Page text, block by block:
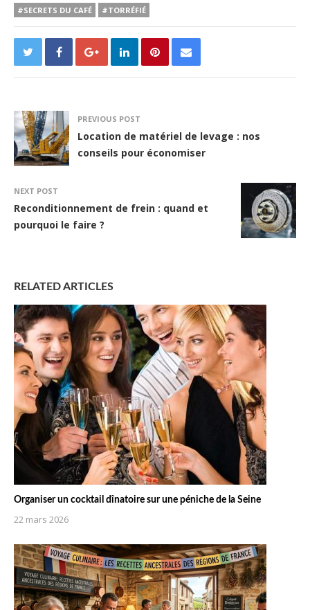
#SECRETS DU CAFÉ
#TORRÉFIÉ
PREVIOUS POST
Location de matériel de levage : nos
conseils pour économiser
NEXT POST
Reconditionnement de frein : quand et
pourquoi le faire ?
RELATED ARTICLES
Organiser un cocktail dînatoire sur une péniche de la Seine
22 mars 2026